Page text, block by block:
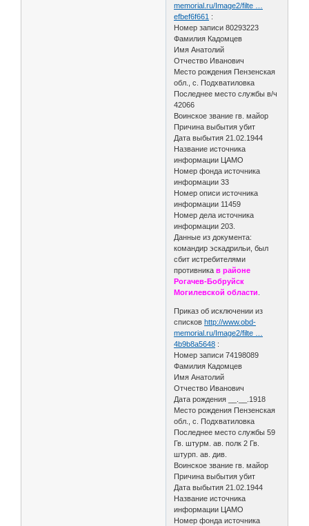
memorial.ru/Image2/filte …
efbef6f661 :
Номер записи 80293223
Фамилия Кадомцев
Имя Анатолий
Отчество Иванович
Место рождения Пензенская
обл., с. Подхватиловка
Последнее место службы в/ч
42066
Воинское звание гв. майор
Причина выбытия убит
Дата выбытия 21.02.1944
Название источника
информации ЦАМО
Номер фонда источника
информации 33
Номер описи источника
информации 11459
Номер дела источника
информации 203.
Данные из документа:
командир эскадрильи, был
сбит истребителями
противникав районе
Рогачев-Бобруйск
Могилевской области
Приказ об исключении из
списков http://www.obd-
memorial.ru/Image2/filte …
4b9b8a5648 :
Номер записи 74198089
Фамилия Кадомцев
Имя Анатолий
Отчество Иванович
Дата рождения __.__.1918
Место рождения Пензенская
обл., с. Подхватиловка
Последнее место службы 59
Гв. штурм. ав. полк 2 Гв.
штурп. ав. див.
Воинское звание гв. майор
Причина выбытия убит
Дата выбытия 21.02.1944
Название источника
информации ЦАМО
Номер фонда источника